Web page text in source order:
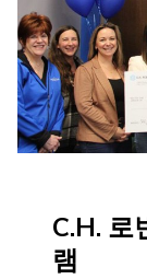
C.H. 로
램